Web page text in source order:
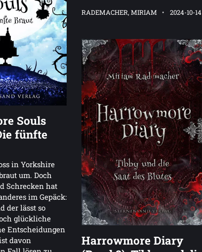
RADEMACHER, MIRIAM 2024-10-14
Souls
fünfte
in Yorkshire
um. Doch
Schrecken hat
im Gepäck:
der lässt so
glückliche
Entscheidungen
davon
Harrowmore Diary